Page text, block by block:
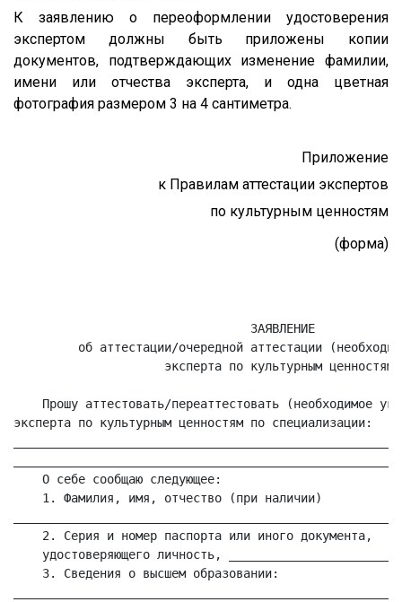
К заявлению о переоформлении удостоверения
экспертом должны быть приложены копии
документов, подтверждающих изменение фамилии,
имени или отчества эксперта, и одна цветная
фотография размером 3 на 4 сантиметра.
Приложение
к Правилам аттестации экспертов
по культурным ценностям
(форма)
                                 ЗАЯВЛЕНИЕ
об аттестации/очередной аттестации
                     эксперта по культурным ценностям
Прошу аттестовать/переаттестовать (необходимое
эксперта по культурным ценностям по специализации:
    О себе сообщаю следующее:
1. Фамилия, имя, отчество (при наличии)
2. Серия и номер паспорта или иного документа,
удостоверяющего личность,
3. Сведения о высшем образовании: